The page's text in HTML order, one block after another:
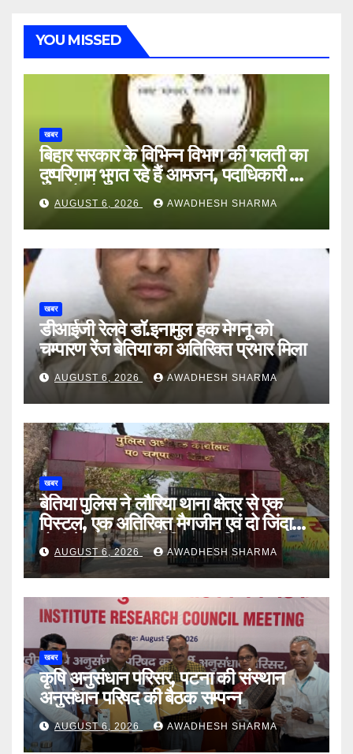
YOU MISSED
खबर
बिहार सरकार के विभिन्न विभाग की गलती का
दुष्परिणाम भुगत रहे हैं आमजन, पदाधिकारी और
अन्य हैं मौन
AUGUST 6, 2026 AWADHESH SHARMA
खबर
डीआईजी रेलवे डॉ.इनामुल हक मेगनू को
चम्पारण रेंज बेतिया का अतिरिक्त प्रभार मिला
AUGUST 6, 2026 AWADHESH SHARMA
खबर
बेतिया पुलिस ने लौरिया थाना क्षेत्र से एक
पिस्टल, एक अतिरिक्त मैगजीन एवं दो जिंदा
गोली के साथ एक को गिरफ्तार दिया
AUGUST 6, 2026 AWADHESH SHARMA
खबर
कृषि अनुसंधान परिसर, पटना की संस्थान
अनुसंधान परिषद की बैठक सम्पन्न
AUGUST 6, 2026 AWADHESH SHARMA